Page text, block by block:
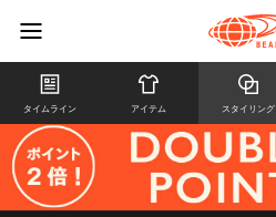
タイムライン アイテム スタイリング